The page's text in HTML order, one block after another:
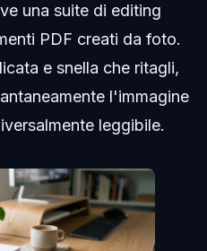
una suite di editing
PDF creati da foto.
e snella che ritagli,
l'immagine
leggibile.